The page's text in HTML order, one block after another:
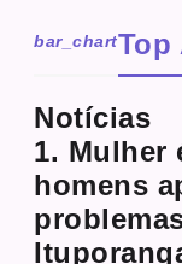
bar_chartTop
Notícias
1. Mulher
homens